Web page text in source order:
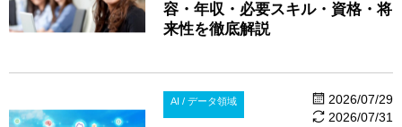
容・年収・必要スキル・資格・将
来性を徹底解説
AI / データ領域
2026/07/29
2026/07/31